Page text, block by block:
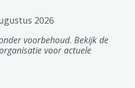
2026
voorbehoud. Bekijk de
voor actuele